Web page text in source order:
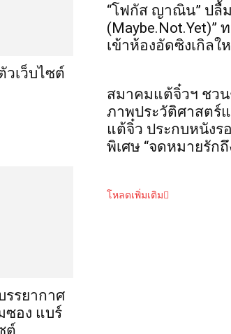
วเว็บไซต์
รรยากาศ
ซอง แบร์
ต์
“โฟกัส ญาณิน” ปลื้ม
(Maybe.Not.Yet)”
เข้าห้องอัดซิงเกิลใ
สมาคมแต้จิ๋วฯ ชว
ภาพประวัติศาสตร์
แต้จิ๋ว ประกบหนังร
พิเศษ “จดหมายรักถึ
โหลดเพิ่มเติม